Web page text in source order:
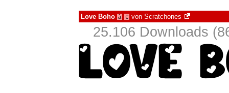
Love Boho à € von Scratchones
25.106 Downloads